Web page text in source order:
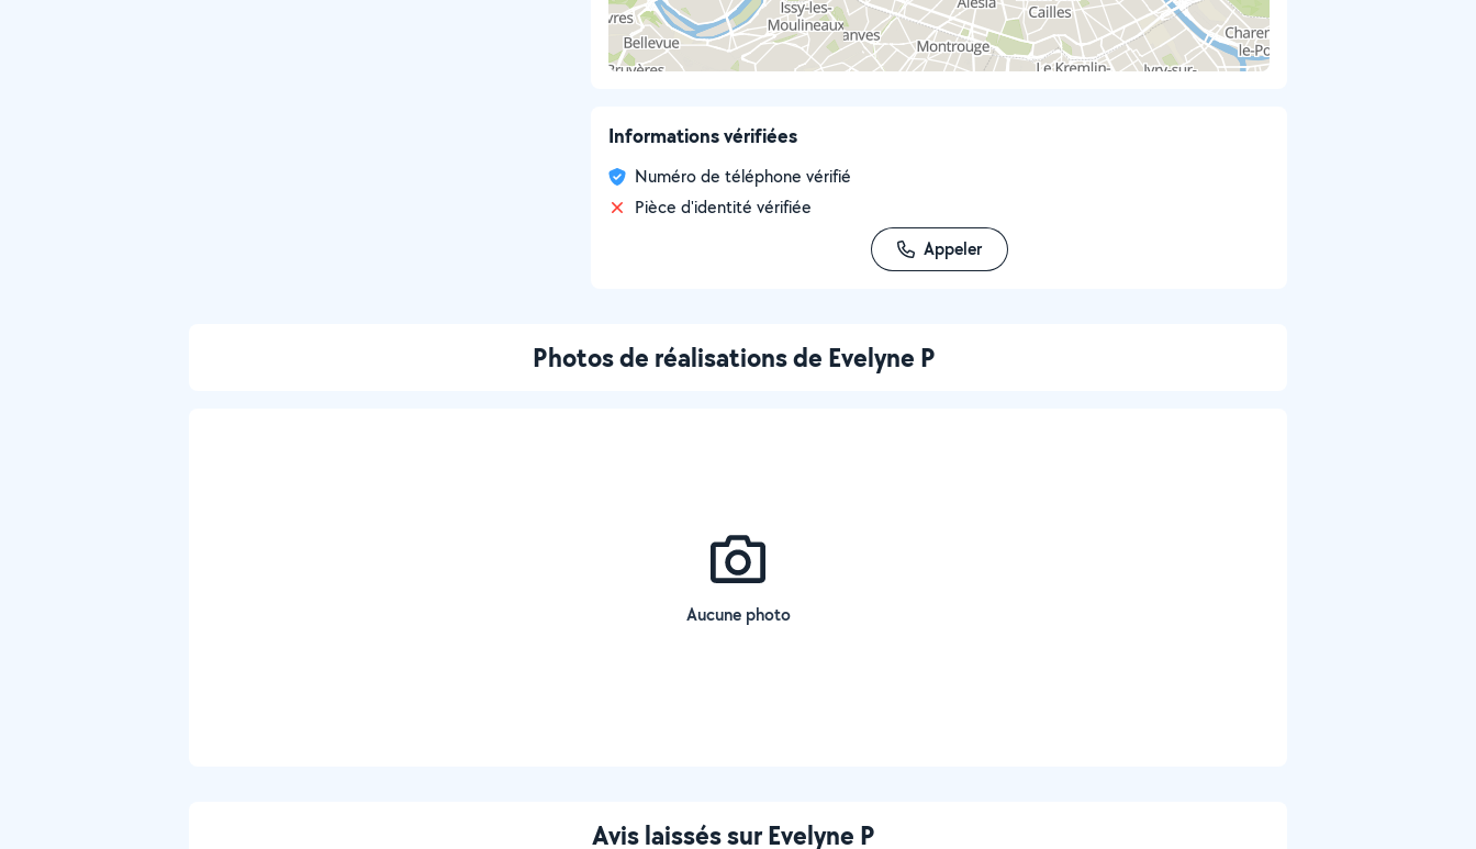
Informations vérifiées
Numéro de téléphone vérifié
Pièce d'identité vérifiée
Appeler
Photos de réalisations de Evelyne P
Aucune photo
Avis laissés sur Evelyne P